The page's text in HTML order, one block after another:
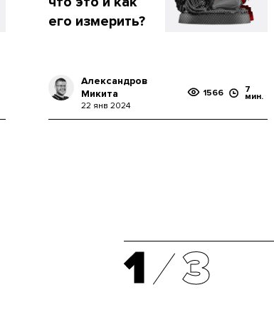
его измерить?
Александров
Микита
22 янв 2024
1566 7
мин.
1 3